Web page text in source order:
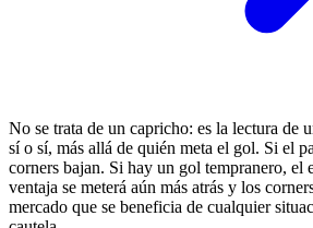
No se trata de un capricho: es la lectura de
sí o sí, más allá de quién meta el gol. Si el
corners bajan. Si hay un gol tempranero, el
ventaja se meterá aún más atrás y los
mercado que se beneficia de cualquier